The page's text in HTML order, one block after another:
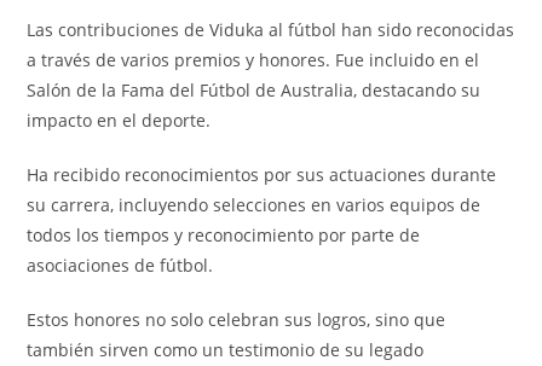
Las contribuciones de Viduka al fútbol han sido reconocidas
a través de varios premios y honores. Fue incluido en el
Salón de la Fama del Fútbol de Australia, destacando su
impacto en el deporte.
Ha recibido reconocimientos por sus actuaciones durante
su carrera, incluyendo selecciones en varios equipos de
todos los tiempos y reconocimiento por parte de
asociaciones de fútbol.
Estos honores no solo celebran sus logros, sino que
también sirven como un testimonio de su legado